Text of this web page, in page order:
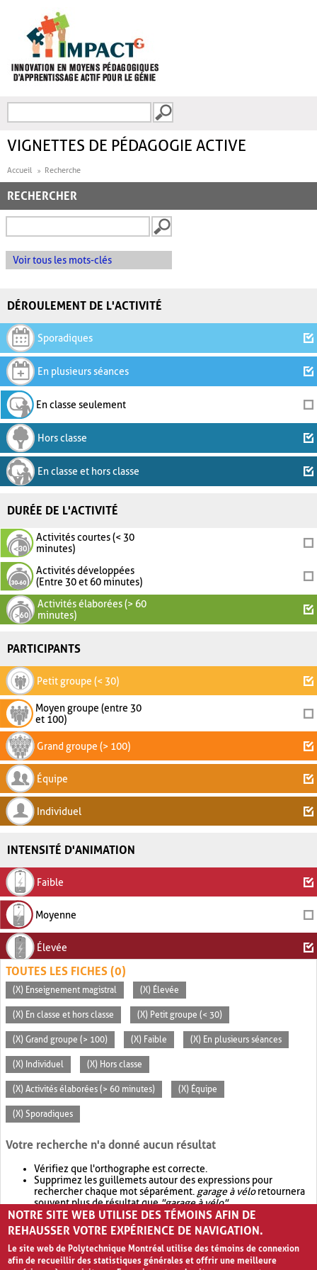
FORMULAIRE DE
VIGNETTES DE PÉDAGOGIE ACTIVE
Accueil Recherche
RECHERCHER
Voir tous les mots-clés
DÉROULEMENT DE L'ACTIVITÉ
Sporadiques
En plusieurs séances
En classe seulement
Hors classe
En classe et hors classe
DURÉE DE L'ACTIVITÉ
Activités courtes (< 30
minutes)
Activités développées
(Entre 30 et 60 minutes)
Activités élaborées (> 60
minutes)
PARTICIPANTS
Petit groupe (< 30)
Moyen groupe (entre 30
et 100)
Grand groupe (> 100)
Équipe
Individuel
INTENSITÉ D'ANIMATION
Faible
Moyenne
Élevée
TOUTES LES FICHES (0)
(X) Enseignement magistral (X) Élevée
(X) En classe et hors classe (X) Petit groupe (< 30)
(X) Grand groupe (> 100) (X) Faible (X) En plusieurs séances
(X) Individuel (X) Hors classe
(X) Activités élaborées (> 60 minutes) (X) Équipe
(X) Sporadiques
Votre recherche n'a donné aucun résultat
Vérifiez que l'orthographe est correcte.
Supprimez les guillemets autour des expressions pour
rechercher chaque mot séparément. garage à véloretournera
souvent plus de résultat que"garage à vélo".
Envisagez d'élargir votre recherche avec OR.garage OR vélo
retournera souvent plus de résultat quegarage à vélo
NOTRE SITE WEB UTILISE DES TÉMOINS AFIN DE
REHAUSSER VOTRE EXPÉRIENCE DE NAVIGATION.
Le site web de Polytechnique Montréal utilise des témoins de connexion
afin de recueillir des statistiques générales et offrir une meilleure